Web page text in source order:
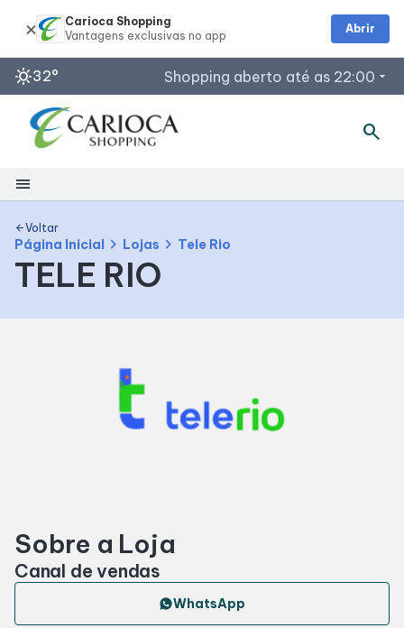
sunny32° Shopping aberto até as 22:00 arrow_drop_down
Horários de Funcionamento
Restaurantes
Segunda a Sábado: 10h às 22h
search
menu
Shopping
Mapa Interno
Facilidades
Cinema
arrow_backVoltar
Página Inicial chevron_right Lojas chevron_right Tele Rio
TELE RIO
Sobre a Loja
Canal de vendas
WhatsApp
Carioca Shopping
Abrir